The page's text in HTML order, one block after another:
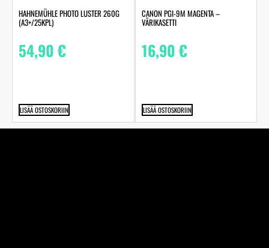
HAHNEMÜHLE PHOTO LUSTER 260G
(A3+/25KPL)
54,90€
LISÄÄ OSTOSKORIIN
CANON PGI-9M MAGENTA –
VÄRIKASETTI
16,90€
LISÄÄ OSTOSKORIIN